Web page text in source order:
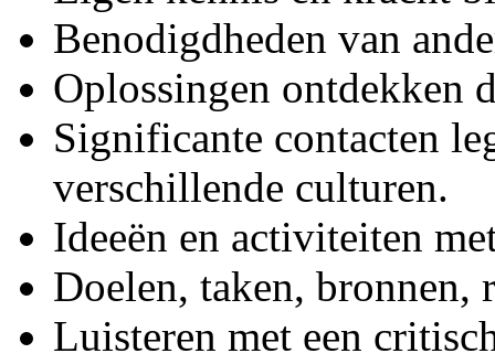
Benodigdheden van
Oplossingen ontdekken
Significante contacten
verschillende culturen.
Ideeën en activiteiten
Doelen, taken, bronnen,
Luisteren met een